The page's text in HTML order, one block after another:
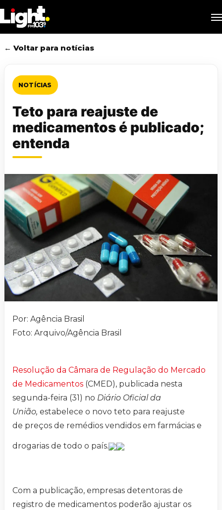
to
main
content
← Voltar para notícias
NOTÍCIAS
Teto para reajuste de
medicamentos é publicado;
entenda
Por: Agência Brasil
Foto: Arquivo/Agência Brasil
Resolução da Câmara de Regulação do Mercado
de Medicamentos (CMED), publicada nesta
segunda-feira (31) no Diário Oficial da
União, estabelece o novo teto para reajuste
de preços de remédios vendidos em farmácias e
drogarias de todo o país.
Com a publicação, empresas detentoras de
registro de medicamentos poderão ajustar os